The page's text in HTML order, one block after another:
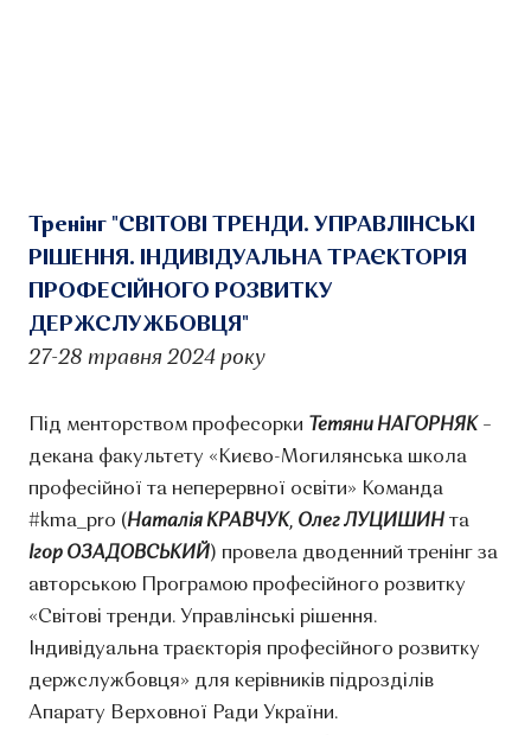
Тренінг "СВІТОВІ ТРЕНДИ. УПРАВЛІНСЬКІ
РІШЕННЯ. ІНДИВІДУАЛЬНА ТРАЄКТОРІЯ
ПРОФЕСІЙНОГО РОЗВИТКУ
ДЕРЖСЛУЖБОВЦЯ"
27-28 травня 2024 року
Під менторством професорки Тетяни НАГОРНЯК –
декана факультету «Києво-Могилянська школа
професійної та неперервної освіти» Команда
#kma_pro (Наталія КРАВЧУК, Олег ЛУЦИШИН та
Ігор ОЗАДОВСЬКИЙ) провела дводенний тренінг за
авторською Програмою професійного розвитку
«Світові тренди. Управлінські рішення.
Індивідуальна траєкторія професійного розвитку
держслужбовця» для керівників підрозділів
Апарату Верховної Ради України.